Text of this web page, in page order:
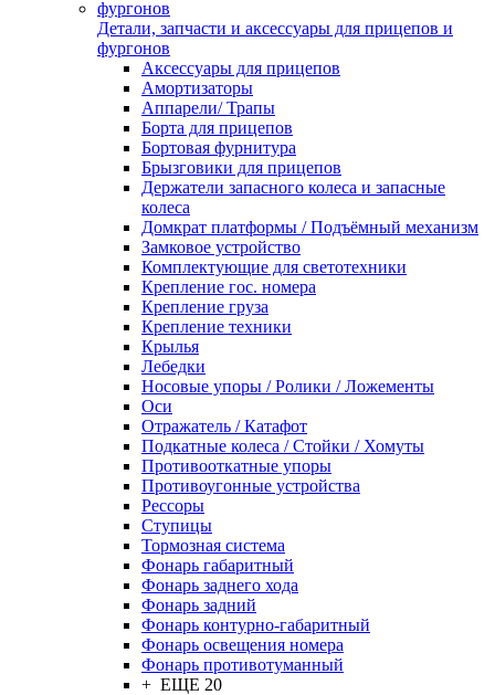
Детали, запчасти и аксессуары для прицепов и
фургонов
Аксессуары для прицепов
Амортизаторы
Аппарели/ Трапы
Борта для прицепов
Бортовая фурнитура
Брызговики для прицепов
Держатели запасного колеса и запасные
колеса
Домкрат платформы / Подъёмный механизм
Замковое устройство
Комплектующие для светотехники
Крепление гос. номера
Крепление груза
Крепление техники
Крылья
Лебедки
Носовые упоры / Ролики / Ложементы
Оси
Отражатель / Катафот
Подкатные колеса / Стойки / Хомуты
Противооткатные упоры
Противоугонные устройства
Рессоры
Ступицы
Тормозная система
Фонарь габаритный
Фонарь заднего хода
Фонарь задний
Фонарь контурно-габаритный
Фонарь освещения номера
Фонарь противотуманный
+ ЕЩЕ 20